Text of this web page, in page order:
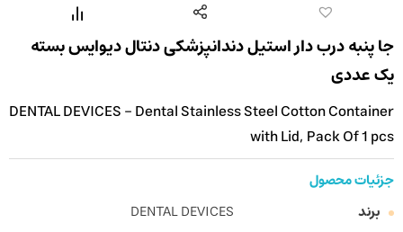
جا پنبه درب دار استیل دندانپزشکی دنتال دیوایس بسته
یک عددی
DENTAL DEVICES - Dental Stainless Steel Cotton Container
with Lid, Pack Of 1 pcs
جزئیات محصول
برند
DENTAL DEVICES